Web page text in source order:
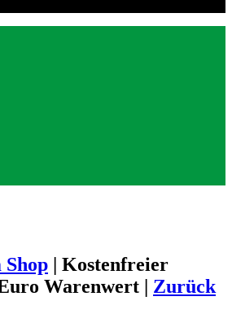
| Kostenfreier
Warenwert | Zurück